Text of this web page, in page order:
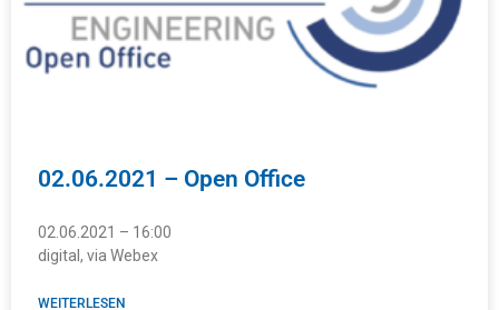
02.06.2021 – Open Office
02.06.2021 – 16:00
digital, via Webex
WEITERLESEN